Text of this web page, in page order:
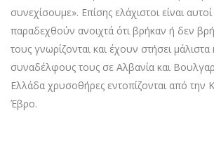
συνεχίσουμε». Επίσης ελάχιστοι είναι
παραδεχθούν ανοιχτά ότι βρήκαν ή δεν
τους γνωρίζονται και έχουν στήσει μάλιστα
συναδέλφους τους σε Αλβανία και
Ελλάδα χρυσοθήρες εντοπίζονται από την
Έβρο.